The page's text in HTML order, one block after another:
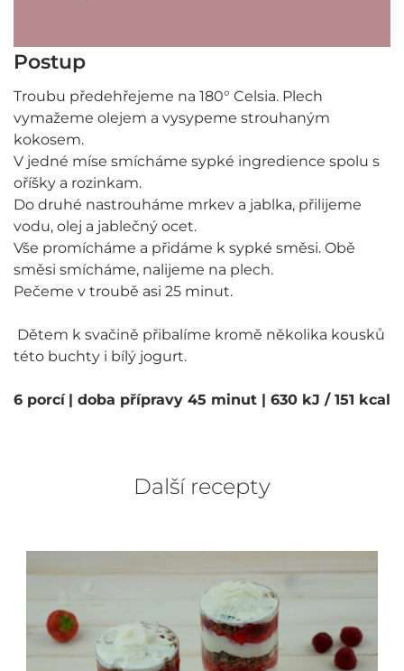
Postup
Troubu předehřejeme na 180° Celsia. Plech
vymažeme olejem a vysypeme strouhaným
kokosem.
V jedné míse smícháme sypké ingredience spolu s
oříšky a rozinkam.
Do druhé nastrouháme mrkev a jablka, přilijeme
vodu, olej a jablečný ocet.
Vše promícháme a přidáme k sypké směsi. Obě
směsi smícháme, nalijeme na plech.
Pečeme v troubě asi 25 minut.
Dětem k svačině přibalíme kromě několika kousků
této buchty i bílý jogurt.
6 porcí | doba přípravy 45 minut | 630 kJ / 151 kcal
Další recepty